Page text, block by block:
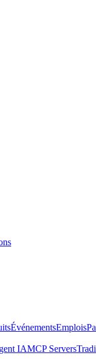
ÉvénementsEmplois
IAMCP Servers